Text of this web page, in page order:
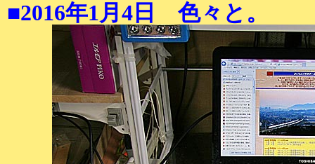
■2016年1月4日 色々と。